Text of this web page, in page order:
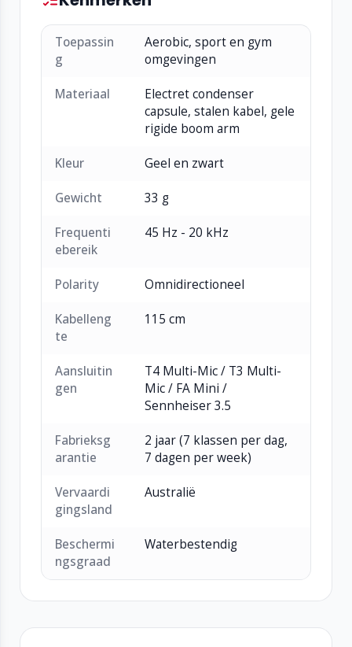
Toepassin
g
Aerobic, sport en gym
omgevingen
Materiaal
Electret condenser
capsule, stalen kabel, gele
rigide boom arm
Kleur Geel en zwart
Gewicht 33 g
Frequenti
ebereik
45 Hz - 20 kHz
Polarity Omnidirectioneel
Kabelleng
te
115 cm
Aansluitin
gen
T4 Multi-Mic / T3 Multi-
Mic / FA Mini /
Sennheiser 3.5
Fabrieksg
arantie
2 jaar (7 klassen per dag,
7 dagen per week)
Vervaardi
gingsland
Australië
Beschermi
ngsgraad
Waterbestendig